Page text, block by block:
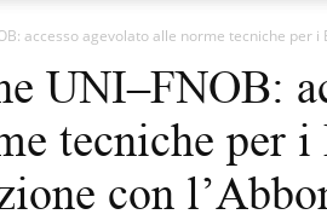
accesso agevolato alle norme tecniche per i
UNI–FNOB:
tecniche per
con